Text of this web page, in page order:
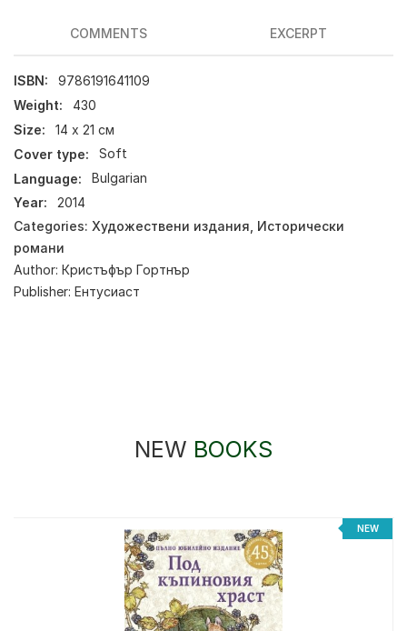
COMMENTS EXCERPT
ISBN:
9786191641109
Weight:
430
Size:
14 х 21 см
Cover type:
Soft
Language:
Bulgarian
Year:
2014
Categories: Художествени издания Исторически
романи
Author: Кристъфър Гортнър
Publisher: Ентусиаст
NEW BOOKS
NEW